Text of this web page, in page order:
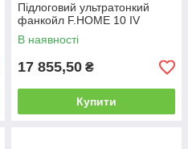
Підлоговий ультратонкий
фанкойл F.HOME 10 IV
В наявності
17 855,50 ₴
Купити